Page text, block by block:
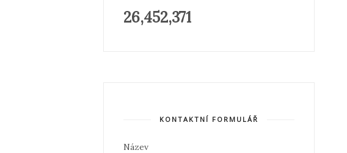
26,452,371
KONTAKTNÍ FORMULÁŘ
Název